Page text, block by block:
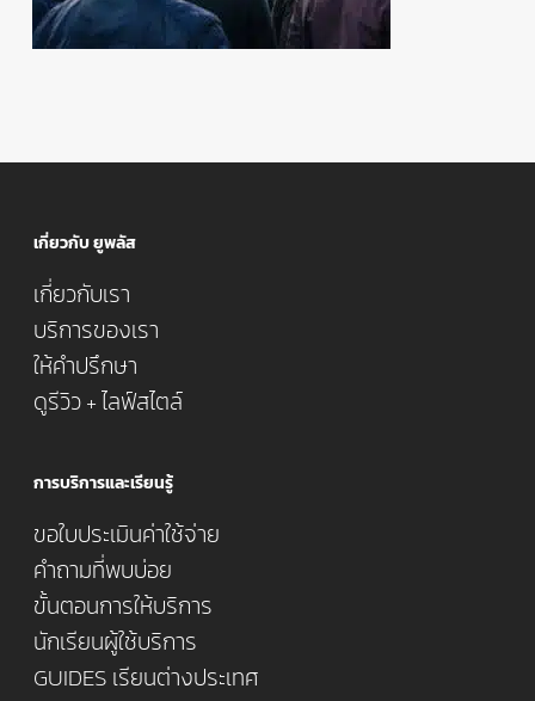
เกี่ยวกับ ยูพลัส
เกี่ยวกับเรา
บริการของเรา
ให้คำปรึกษา
ดูรีวิว + ไลฟ์สไตล์
การบริการและเรียนรู้
ขอใบประเมินค่าใช้จ่าย
คำถามที่พบบ่อย
ขั้นตอนการให้บริการ
นักเรียนผู้ใช้บริการ
GUIDES เรียนต่างประเทศ